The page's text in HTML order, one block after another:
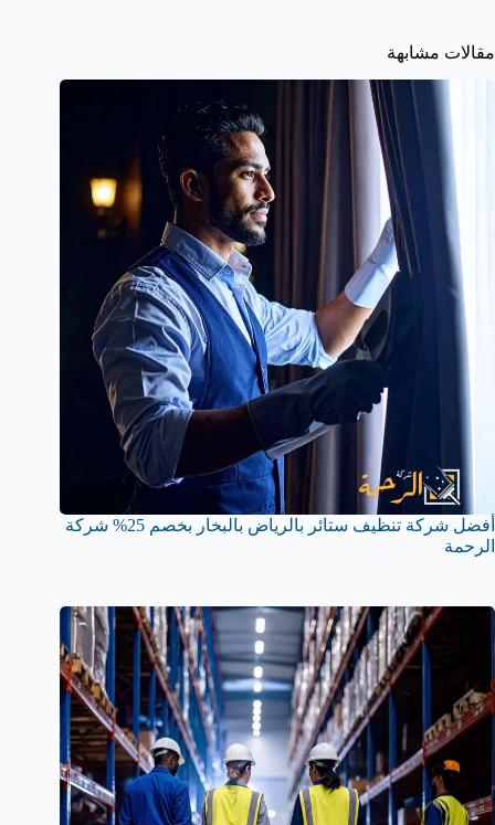
مقالات مشابهة
أفضل شركة تنظيف ستائر بالرياض بالبخار بخصم 25% شركة
الرحمة